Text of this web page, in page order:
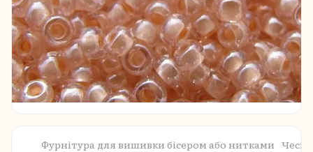
Фурнітура для вишивки бісером або нитками